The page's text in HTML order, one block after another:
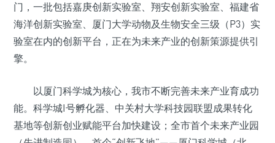
门，一批包括嘉庚创新实验室、翔安创新实验室、福建省
海洋创新实验室、厦门大学动物及生物安全三级（P3）实
验室在内的创新平台，正在为未来产业的创新策源提供引
擎。
以厦门科学城为核心，我市不断完善未来产业育成功
能。科学城I号孵化器、中关村大学科技园联盟成果转化
基地等创新创业赋能平台加快建设；全市首个未来产业园